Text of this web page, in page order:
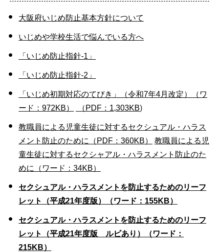
大阪府いじめ防止基本方針について
いじめや学校生活で悩んでいる方へ
「いじめ防止指針-1」
「いじめ防止指針-2」
「いじめ初期対応のてびき」（令和7年4月改定）（ワ
ード：972KB）
（PDF：1,303KB)
教職員による児童生徒に対するセクシュアル・ハラス
メント防止のために（PDF：360KB）
教職員による児
童生徒に対するセクシャアル・ハラスメント防止のた
めに（ワード：34KB）
セクシュアル・ハラスメントを防止するためのリーフ
レット（平成21年度版）（ワード：155KB）
セクシュアル・ハラスメントを防止するためのリーフ
レット（平成21年度版 ルビあり）（ワード：
215KB）